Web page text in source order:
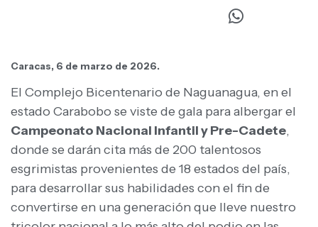
Caracas, 6 de marzo de 2026.
El Complejo Bicentenario de Naguanagua, en el
estado Carabobo se viste de gala para albergar el
Campeonato Nacional Infantil y Pre-Cadete,
donde se darán cita más de 200 talentosos
esgrimistas provenientes de 18 estados del país,
para desarrollar sus habilidades con el fin de
convertirse en una generación que lleve nuestro